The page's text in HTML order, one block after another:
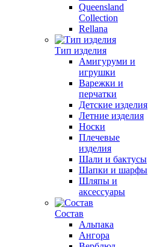
Queensland
Collection
Rellana
Тип изделия
Амигуруми и
игрушки
Варежки и
перчатки
Детские изделия
Летние изделия
Носки
Плечевые
изделия
Шали и бактусы
Шапки и шарфы
Шляпы и
аксессуары
Состав
Альпака
Ангора